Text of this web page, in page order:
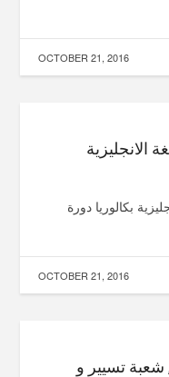
OCTOBER 21, 2016
الانجليزية
بكالوريا دورة
OCTOBER 21, 2016
شعبة تسيير و